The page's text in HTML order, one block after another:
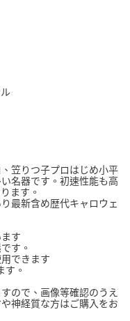
笠りつ子プロはじめ小平
名器です。初速性能も高
ます。
最新含め歴代キャロウェ
す
す。
できます
す。
ので、画像等確認のうえ
神経質な方はご購入をお